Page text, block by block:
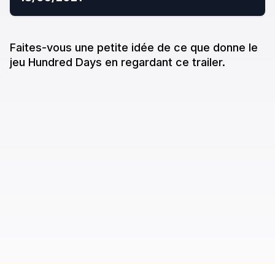
Faites-vous une petite idée de ce que donne le
jeu Hundred Days en regardant ce trailer.